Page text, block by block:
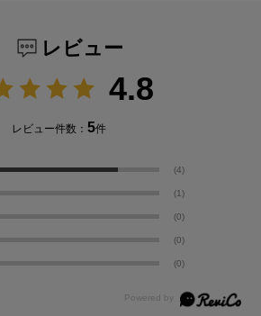
レビュー
4.8
レビュー件数：5件
(4)
(1)
(0)
(0)
(0)